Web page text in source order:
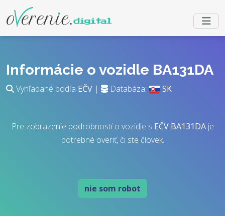
Informácie o vozidle BA131DA
Vyhľadané podľa EČV | Databáza: SK
Pre zobrazenie podrobností o vozidle s EČV BA131DAje
potrebné overiť, či ste človek.
nie som robot